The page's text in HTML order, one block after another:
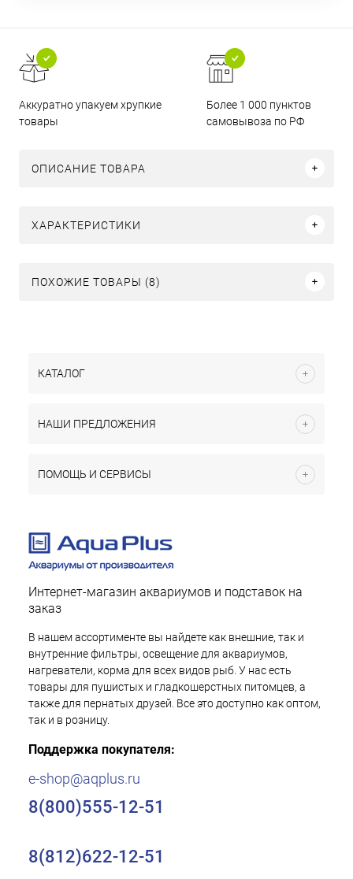
Аккуратно упакуем хрупкие
товары
Более 1 000 пунктов
самовывоза по РФ
ОПИСАНИЕ ТОВАРА
ХАРАКТЕРИСТИКИ
ПОХОЖИЕ ТОВАРЫ (8)
КАТАЛОГ
НАШИ ПРЕДЛОЖЕНИЯ
ПОМОЩЬ И СЕРВИСЫ
Интернет-магазин аквариумов и подставок на
заказ
В нашем ассортименте вы найдете как внешние, так и
внутренние фильтры, освещение для аквариумов,
нагреватели, корма для всех видов рыб. У нас есть
товары для пушистых и гладкошерстных питомцев, а
также для пернатых друзей. Все это доступно как оптом,
так и в розницу.
Поддержка покупателя:
e-shop@aqplus.ru
8(800)555-12-51
8(812)622-12-51